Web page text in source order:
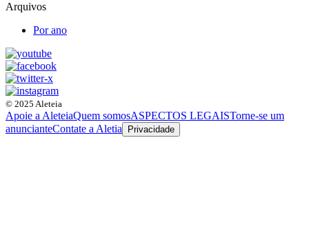
Arquivos
Por ano
© 2025 Aleteia
Apoie a AleteiaQuem somosASPECTOS LEGAISTorne-se um
anuncianteContate a Aletia Privacidade